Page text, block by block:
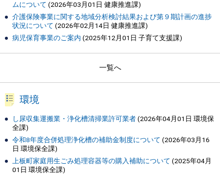
ムについて (2026年03月01日 健康推進課)
介護保険事業に関する地域分析検討結果および第９期計画の進捗
状況について (2026年02月14日 健康推進課)
病児保育事業のご案内 (2025年12月01日 子育て支援課)
一覧へ
環境
し尿収集運搬業・浄化槽清掃業許可業者(2026年04月01日 環境保
全課)
令和8年度合併処理浄化槽の補助金制度について (2026年03月16
日 環境保全課)
上板町家庭用生ごみ処理容器等の購入補助について (2025年04月
01日 環境保全課)